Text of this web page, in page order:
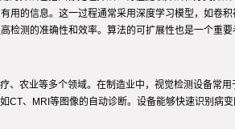
用的信息。这一过程通常采用深度学习模型，如卷
检测的准确性和效率。算法的可扩展性也是一个重
、农业等多个领域。在制造业中，视觉检测设备常
CT、MRI等图像的自动诊断。设备能够快速识别病